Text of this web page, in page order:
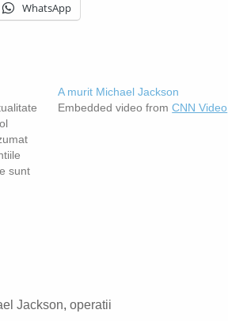
WhatsApp
sunt
A murit Michael Jackson
Embedded video fromCNN Video
Jackson, operatii